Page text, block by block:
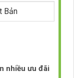
nhiều ưu đãi